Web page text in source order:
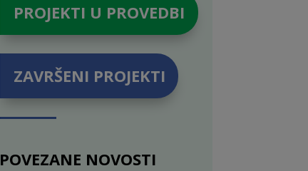
PROJEKTI U PROVEDBI
ZAVRŠENI PROJEKTI
POVEZANE NOVOSTI